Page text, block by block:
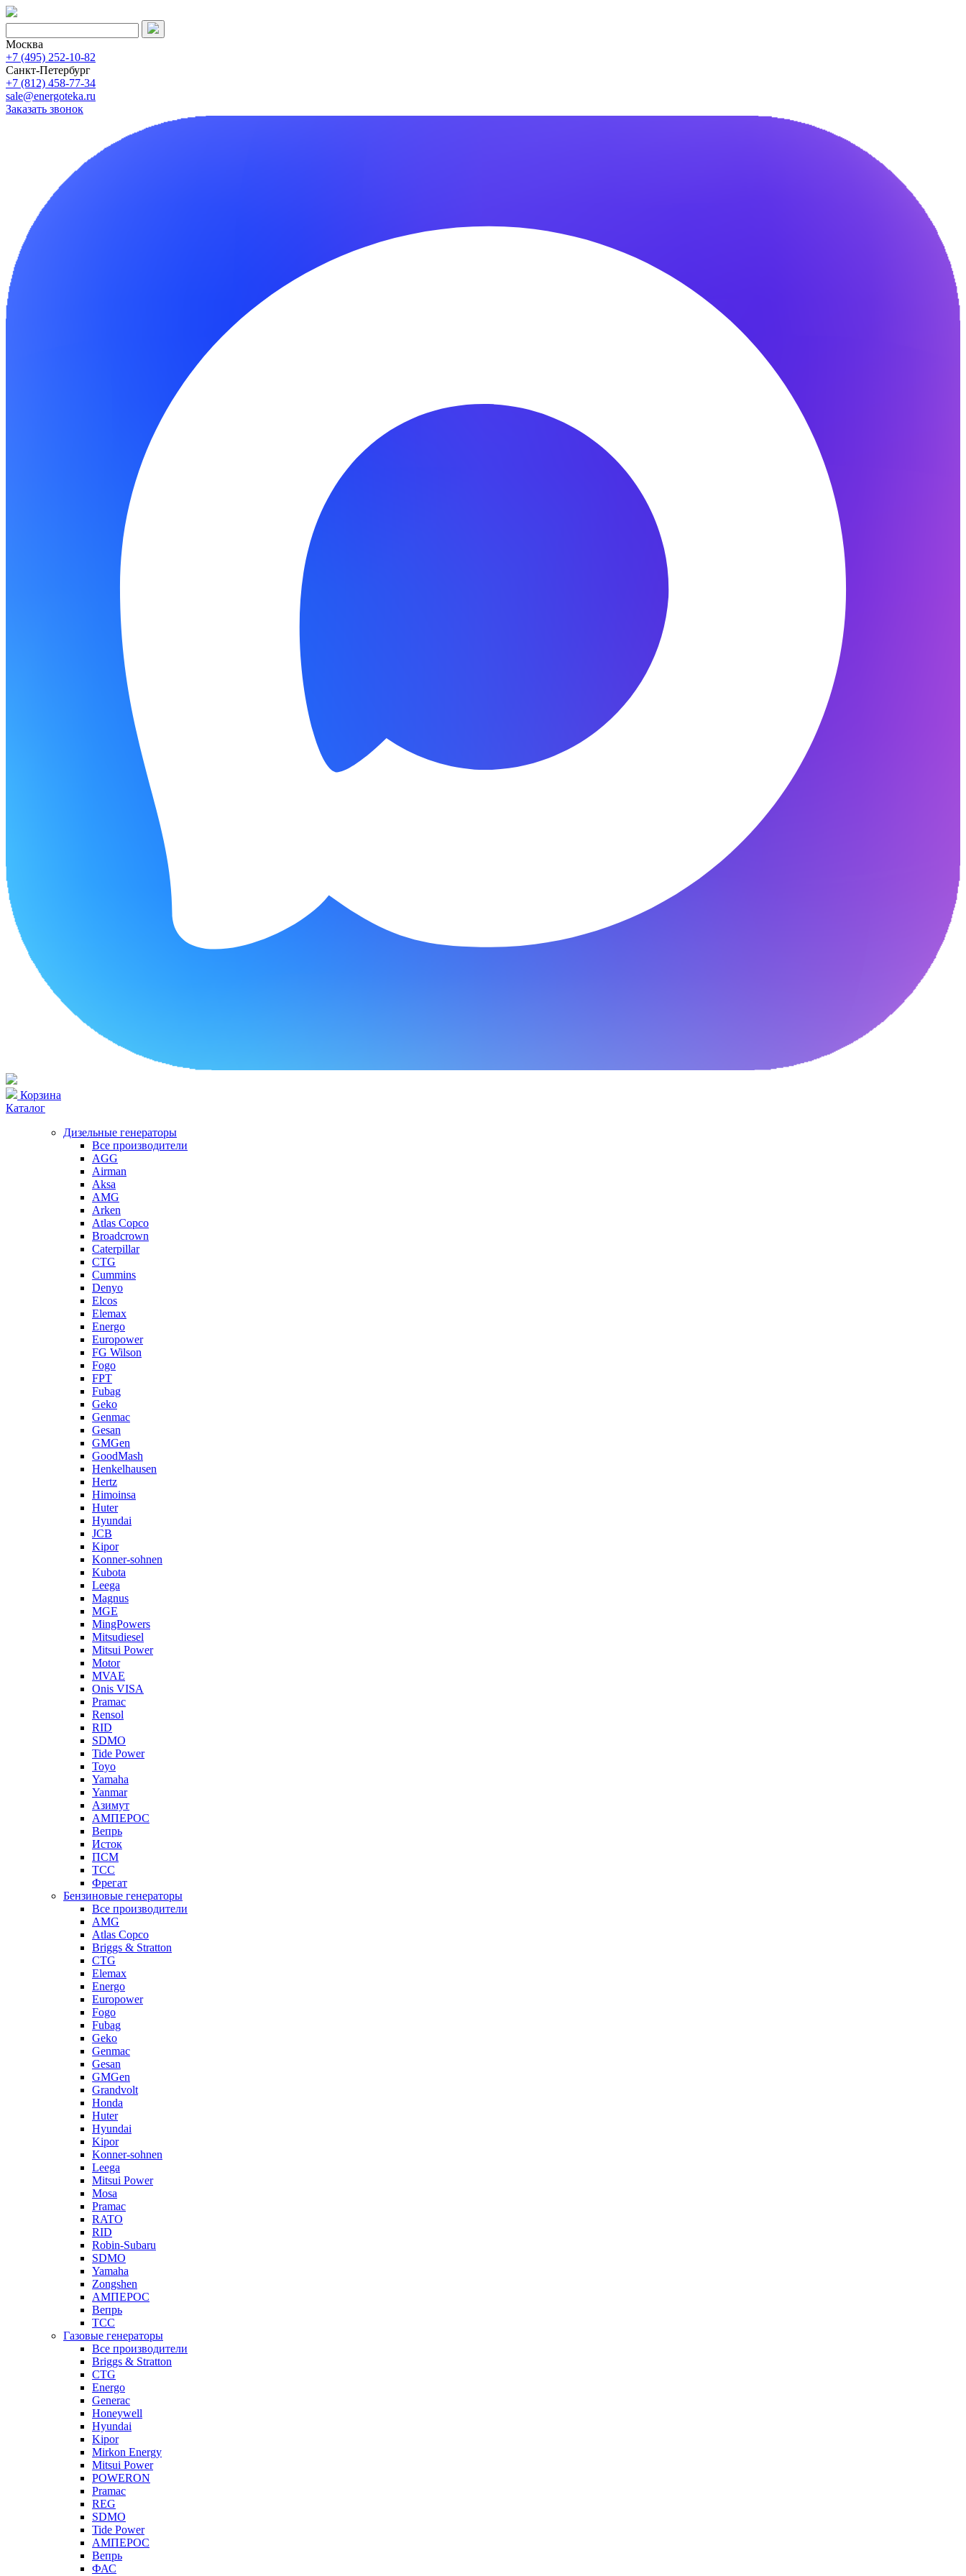
Москва
+7 (495) 252-10-82
Санкт-Петербург
+7 (812) 458-77-34
sale@energoteka.ru
Заказать звонок
Корзина
Каталог
Дизельные генераторы
Все производители
AGG
Airman
Aksa
AMG
Arken
Atlas Copco
Broadcrown
Caterpillar
CTG
Cummins
Denyo
Elcos
Elemax
Energo
Europower
FG Wilson
Fogo
FPT
Fubag
Geko
Genmac
Gesan
GMGen
GoodMash
Henkelhausen
Hertz
Himoinsa
Huter
Hyundai
JCB
Kipor
Konner-sohnen
Kubota
Leega
Magnus
MGE
MingPowers
Mitsudiesel
Mitsui Power
Motor
MVAE
Onis VISA
Pramac
Rensol
RID
SDMO
Tide Power
Toyo
Yamaha
Yanmar
Азимут
АМПЕРОС
Вепрь
Исток
ПСМ
ТСС
Фрегат
Бензиновые генераторы
Все производители
AMG
Atlas Copco
Briggs & Stratton
CTG
Elemax
Energo
Europower
Fogo
Fubag
Geko
Genmac
Gesan
GMGen
Grandvolt
Honda
Huter
Hyundai
Kipor
Konner-sohnen
Leega
Mitsui Power
Mosa
Pramac
RATO
RID
Robin-Subaru
SDMO
Yamaha
Zongshen
АМПЕРОС
Вепрь
ТСС
Газовые генераторы
Все производители
Briggs & Stratton
CTG
Energo
Generac
Honeywell
Hyundai
Kipor
Mirkon Energy
Mitsui Power
POWERON
Pramac
REG
SDMO
Tide Power
АМПЕРОС
Вепрь
ФАС